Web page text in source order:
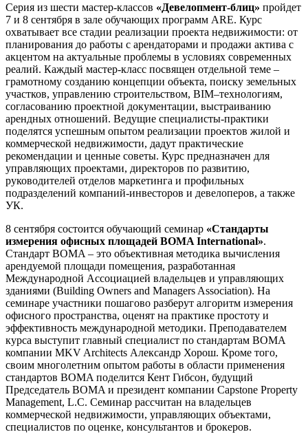
Серия из шести мастер-классов «Девелопмент-блиц» пройдет
7 и 8 сентября в зале обучающих программ ARE. Курс
охватывает все стадии реализации проекта недвижимости: от
планирования до работы с арендаторами и продажи актива с
акцентом на актуальные проблемы в условиях современных
реалий. Каждый мастер-класс посвящен отдельной теме –
грамотному созданию концепции объекта, поиску земельных
участков, управлению строительством, BIM–технологиям,
согласованию проектной документации, выстраиванию
арендных отношений. Ведущие специалисты-практики
поделятся успешным опытом реализации проектов жилой и
коммерческой недвижимости, дадут практические
рекомендации и ценные советы. Курс предназначен для
управляющих проектами, директоров по развитию,
руководителей отделов маркетинга и профильных
подразделений компаний-инвесторов и девелоперов, а также
УК.
8 сентября состоится обучающий семинар «Стандарты
измерения офисных площадей BOMA International».
Стандарт BOMA – это объективная методика вычисления
арендуемой площади помещения, разработанная
Международной Ассоциацией владельцев и управляющих
зданиями (Building Owners and Managers Association). На
семинаре участники пошагово разберут алгоритм измерения
офисного пространства, оценят на практике простоту и
эффективность международной методики. Преподавателем
курса выступит главный специалист по стандартам BOMA
компании MKV Architects Александр Хорош. Кроме того,
своим многолетним опытом работы в области применения
стандартов BOMA поделится Кент Гибсон, будущий
Председатель BOMA и президент компании Capstone Property
Management, L.C. Семинар рассчитан на владельцев
коммерческой недвижимости, управляющих объектами,
специалистов по оценке, консультантов и брокеров.